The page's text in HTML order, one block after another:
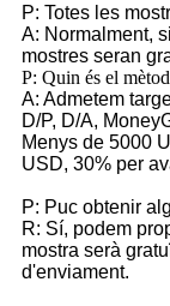
P: Totes les
A: Normalment,
mostres seran
P: Quin és el
A: Admetem
D/P, D/A,
Menys de 5000
USD, 30% per
P: Puc obtenir
R: Sí, podem
mostra serà
d'enviament.